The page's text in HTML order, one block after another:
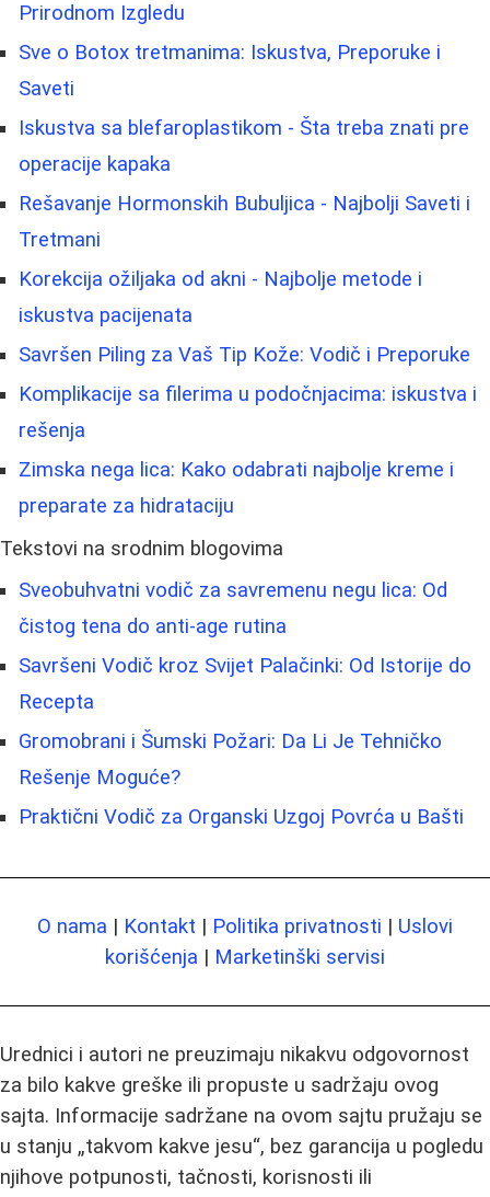
Prirodnom Izgledu
Sve o Botox tretmanima: Iskustva, Preporuke i
Saveti
Iskustva sa blefaroplastikom - Šta treba znati pre
operacije kapaka
Rešavanje Hormonskih Bubuljica - Najbolji Saveti i
Tretmani
Korekcija ožiljaka od akni - Najbolje metode i
iskustva pacijenata
Savršen Piling za Vaš Tip Kože: Vodič i Preporuke
Komplikacije sa filerima u podočnjacima: iskustva i
rešenja
Zimska nega lica: Kako odabrati najbolje kreme i
preparate za hidrataciju
Tekstovi na srodnim blogovima
Sveobuhvatni vodič za savremenu negu lica: Od
čistog tena do anti-age rutina
Savršeni Vodič kroz Svijet Palačinki: Od Istorije do
Recepta
Gromobrani i Šumski Požari: Da Li Je Tehničko
Rešenje Moguće?
Praktični Vodič za Organski Uzgoj Povrća u Bašti
O nama | Kontakt | Politika privatnosti | Uslovi
korišćenja | Marketinški servisi
Urednici i autori ne preuzimaju nikakvu odgovornost
za bilo kakve greške ili propuste u sadržaju ovog
sajta. Informacije sadržane na ovom sajtu pružaju se
u stanju „takvom kakve jesu“, bez garancija u pogledu
njihove potpunosti, tačnosti, korisnosti ili